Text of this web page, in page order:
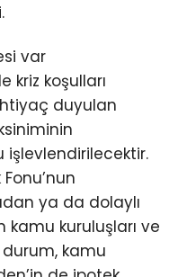
var
kriz koşulları
duyulan
işlevlendirilecektir.
ya da dolaylı
kuruluşları ve
durum, kamu